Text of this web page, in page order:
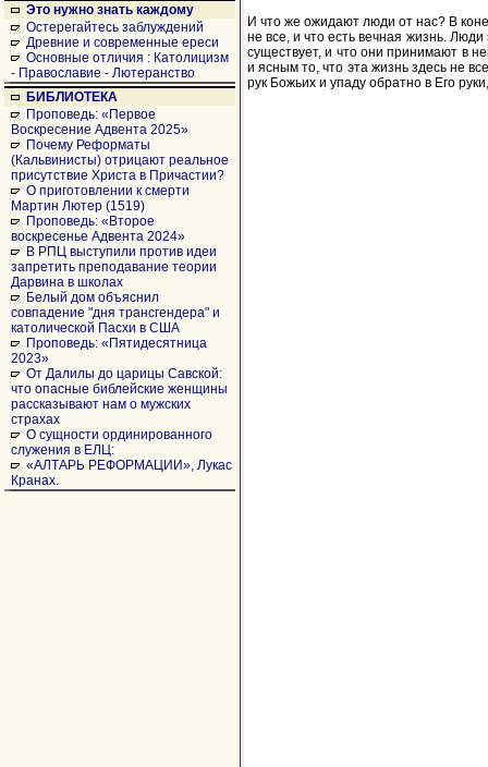
Это нужно знать каждому
Остерегайтесь заблуждений
Древние и современные ереси
Основные отличия : Католицизм
- Православие - Лютеранство
БИБЛИОТЕКА
Проповедь: «Первое
Воскресение Адвента 2025»
Почему Реформаты
(Кальвинисты) отрицают реальное
присутствие Христа в Причастии?
О приготовлении к смерти
Мартин Лютер (1519)
Проповедь: «Второе
воскресенье Адвента 2024»
В РПЦ выступили против идеи
запретить преподавание теории
Дарвина в школах
Белый дом объяснил
совпадение "дня трансгендера" и
католической Пасхи в США
Проповедь: «Пятидесятница
2023»
От Далилы до царицы Савской:
что опасные библейские женщины
рассказывают нам о мужских
страхах
О сущности ординированного
служения в ЕЛЦ:
«АЛТАРЬ РЕФОРМАЦИИ», Лукас
Кранах.
И что же ожидают люди от нас? В
не все, и что есть вечная жизнь.
существует, и что они принимают в
и ясным то, что эта жизнь здесь не
рук Божьих и упаду обратно в Его